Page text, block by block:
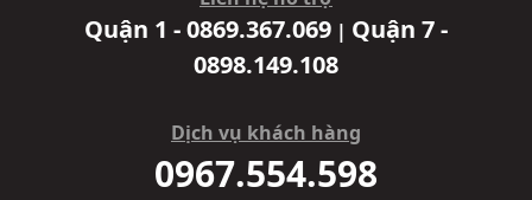
Quận 1 - 0869.367.069 | Quận 7 -
0898.149.108
Dịch vụ khách hàng
0967.554.598